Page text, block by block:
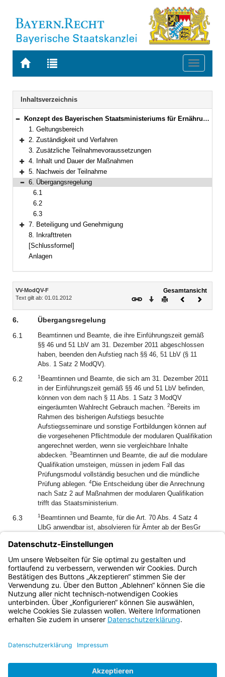
Zur
BAYERN.RECHT
Zur
letzten
Suche
Toggle
Navigation
Inhaltsverzeichnis
Bereich reduzieren
Konzept des Bayerischen Staatsministeriums für Ernährung, Landwirtschaft und Forsten - Forstverwaltung - zur Durchführung der modularen Qualifizierung
1. Geltungsbereich
Bereich erweitern
2. Zuständigkeit und Verfahren
3. Zusätzliche Teilnahmevoraussetzungen
Bereich erweitern
4. Inhalt und Dauer der Maßnahmen
Bereich erweitern
5. Nachweis der Teilnahme
Bereich reduzieren
6. Übergangsregelung
6.1
6.2
6.3
Bereich erweitern
7. Beteiligung und Genehmigung
8. Inkrafttreten
[Schlussformel]
Anlagen
Inhalt
VV-ModQV-F
Text gilt ab: 01.01.2012
Gesamtansicht
Download
DruckenVorheriges
6.
Übergangsregelung
6.1
Beamtinnen und Beamte, die ihre Einführungszeit gemäß
§§ 46 und 51 LbV am 31. Dezember 2011 abgeschlossen
haben, beenden den Aufstieg nach §§ 46, 51 LbV (§ 11
Abs. 1 Satz 2 ModQV).
6.2 1 Beamtinnen und Beamte, die sich am 31. Dezember 2011
in der Einführungszeit gemäß §§ 46 und 51 LbV befinden,
können von dem nach § 11 Abs. 1 Satz 3 ModQV
eingeräumten Wahlrecht Gebrauch machen. 2 Bereits im
Rahmen des bisherigen Aufstiegs besuchte
Aufstiegsseminare und sonstige Fortbildungen können auf
die vorgesehenen Pflichtmodule der modularen Qualifikation
angerechnet werden, wenn sie vergleichbare Inhalte
abdecken. 3 Beamtinnen und Beamte, die auf die modulare
Qualifikation umsteigen, müssen in jedem Fall das
Prüfungsmodul vollständig besuchen und die mündliche
Prüfung ablegen. 4Die Entscheidung über die Anrechnung
nach Satz 2 auf Maßnahmen der modularen Qualifikation
trifft das Staatsministerium.
6.3 1 Beamtinnen und Beamte, für die Art. 70 Abs. 4 Satz 4
LlbG anwendbar ist, absolvieren für Ämter ab der BesGr
den Anforderungen des jeweiligen Dienstpostens.
Maßnahmen umfassen höchstens zehn Tage.
Das
Staatsministerium legt die erforderlichen Maßnahmen fest.
Bayern.de
BayernPortal
Impressum